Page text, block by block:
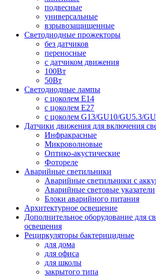
подвесные
универсальные
взрывозащищенные
Светодиодные прожекторы
без датчиков
переносные
с датчиком движения
100Вт
50Вт
Светодиодные лампы
с цоколем E14
с цоколем E27
с цоколем G13/GU10/GU5.3/
Датчики движения для включения
Инфракрасные
Микроволновые
Оптико-акустические
Фотореле
Аварийные светильники
Аварийные светильники с
Аварийные световые указатели
Блоки аварийного питания
Архитектурное освещение
Дополнительное оборудование для
освещения
Рециркуляторы бактерицидные
для дома
для офиса
для школы
закрытого типа